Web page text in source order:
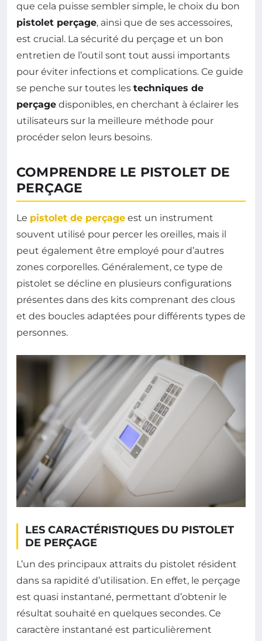
que cela puisse sembler simple, le choix du bon
pistolet perçage, ainsi que de ses accessoires,
est crucial. La sécurité du perçage et un bon
entretien de l’outil sont tout aussi importants
pour éviter infections et complications. Ce guide
se penche sur toutes les techniques de
perçage disponibles, en cherchant à éclairer les
utilisateurs sur la meilleure méthode pour
procéder selon leurs besoins.
COMPRENDRE LE PISTOLET DE
PERÇAGE
Le pistolet de perçage est un instrument
souvent utilisé pour percer les oreilles, mais il
peut également être employé pour d’autres
zones corporelles. Généralement, ce type de
pistolet se décline en plusieurs configurations
présentes dans des kits comprenant des clous
et des boucles adaptées pour différents types de
personnes.
LES CARACTÉRISTIQUES DU PISTOLET
DE PERÇAGE
L’un des principaux attraits du pistolet résident
dans sa rapidité d’utilisation. En effet, le perçage
est quasi instantané, permettant d’obtenir le
résultat souhaité en quelques secondes. Ce
caractère instantané est particulièrement